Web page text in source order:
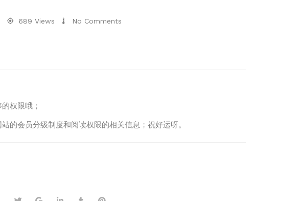
689 Views No Comments
权限哦；
会员分级制度和阅读权限的相关信息；祝好运呀。